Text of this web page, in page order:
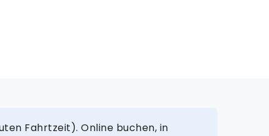
Fahrtzeit). Online buchen, in